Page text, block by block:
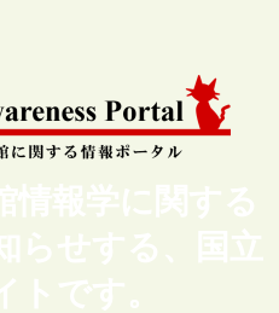
情報学に関する
らせする、国立
トです。